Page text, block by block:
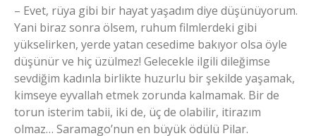
– Evet, rüya gibi bir hayat yaşadım diye düşünüyorum.
Yani biraz sonra ölsem, ruhum filmlerdeki gibi
yükselirken, yerde yatan cesedime bakıyor olsa öyle
düşünür ve hiç üzülmez! Gelecekle ilgili dileğimse
sevdiğim kadınla birlikte huzurlu bir şekilde yaşamak,
kimseye eyvallah etmek zorunda kalmamak. Bir de
torun isterim tabii, iki de, üç de olabilir, itirazım
olmaz… Saramago’nun en büyük ödülü Pilar.